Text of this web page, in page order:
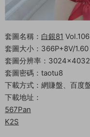
套圖名稱： 白銀81
套圖大小：366P+8V/1.60
套圖分辨率：3024×4032
套圖密碼：taotu8
下載方式：網賺盤、百度
下載地址：
567Pan
K2S